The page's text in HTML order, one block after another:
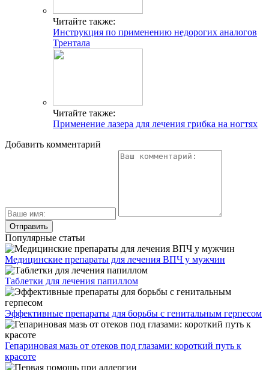
Читайте также:
Инструкция по применению недорогих аналогов
Трентала
Читайте также:
Применение лазера для лечения грибка на ногтях
Добавить комментарий
Популярные статьи
Медицинские препараты для лечения ВПЧ у мужчин
Таблетки для лечения папиллом
Эффективные препараты для борьбы с генитальным герпесом
Гепариновая мазь от отеков под глазами: короткий путь к
красоте